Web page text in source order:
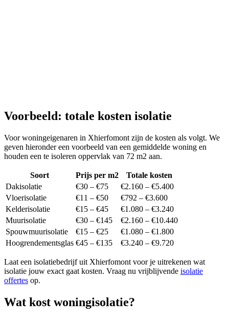
Voorbeeld: totale kosten isolatie
Voor woningeigenaren in Xhierfomont zijn de kosten als volgt. We
geven hieronder een voorbeeld van een gemiddelde woning en
houden een te isoleren oppervlak van 72 m2 aan.
Soort Prijs per m2
Totale kosten
Dakisolatie
€30 – €75
€2.160 – €5.400
Vloerisolatie
€11 – €50
€792 – €3.600
Kelderisolatie
€15 – €45
€1.080 – €3.240
Muurisolatie
€30 – €145
€2.160 – €10.440
Spouwmuurisolatie
€15 – €25
€1.080 – €1.800
Hoogrendementsglas €45 – €135 €3.240 – €9.720
Laat een isolatiebedrijf uit Xhierfomont voor je uitrekenen wat
isolatie jouw exact gaat kosten. Vraag nu vrijblijvende isolatie
offertes op.
Wat kost woningisolatie?